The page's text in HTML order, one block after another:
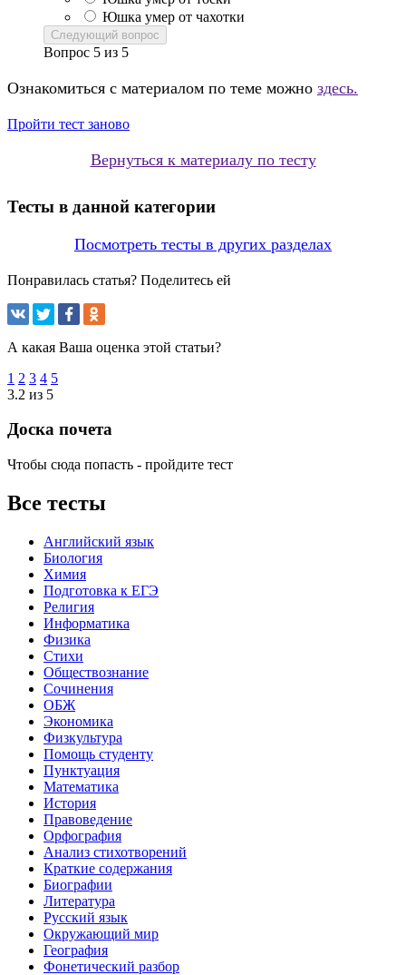
Юшка умер от чахотки
Следующий вопрос
Вопрос 5 из 5
Ознакомиться с материалом по теме можно здесь.
Пройти тест заново
Вернуться к материалу по тесту
Тесты в данной категории
Посмотреть тесты в других разделах
Понравилась статья? Поделитесь ей
А какая Ваша оценка этой статьи?
1 2 3 4 5
3.2 из 5
Доска почета
Чтобы сюда попасть - пройдите тест
Все тесты
Английский язык
Биология
Химия
Подготовка к ЕГЭ
Религия
Информатика
Физика
Стихи
Обществознание
Сочинения
ОБЖ
Экономика
Физкультура
Помощь студенту
Пунктуация
Математика
История
Правоведение
Орфография
Анализ стихотворений
Краткие содержания
Биографии
Литература
Русский язык
Окружающий мир
География
Фонетический разбор